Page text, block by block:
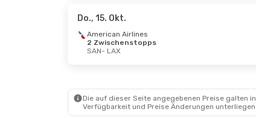
Do., 15. Okt.
American Airlines
2 Zwischenstopps
SAN- LAX
Die auf dieser Seite angegebenen Preise galten
Verfügbarkeit und Preise Änderungen unterliegen.